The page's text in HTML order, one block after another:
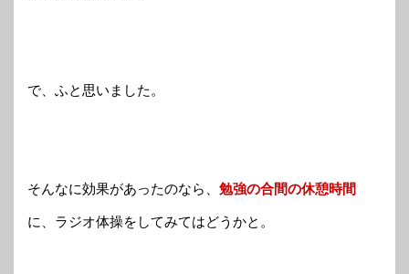
で、ふと思いました。
そんなに効果があったのなら、 勉強の合間の休憩時間
に、ラジオ体操をしてみてはどうかと。